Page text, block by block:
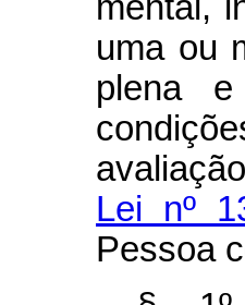
uma ou
plena
Lei nº
Pessoa